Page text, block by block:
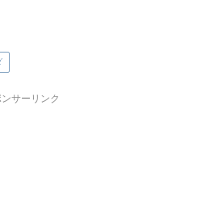
サーリンク